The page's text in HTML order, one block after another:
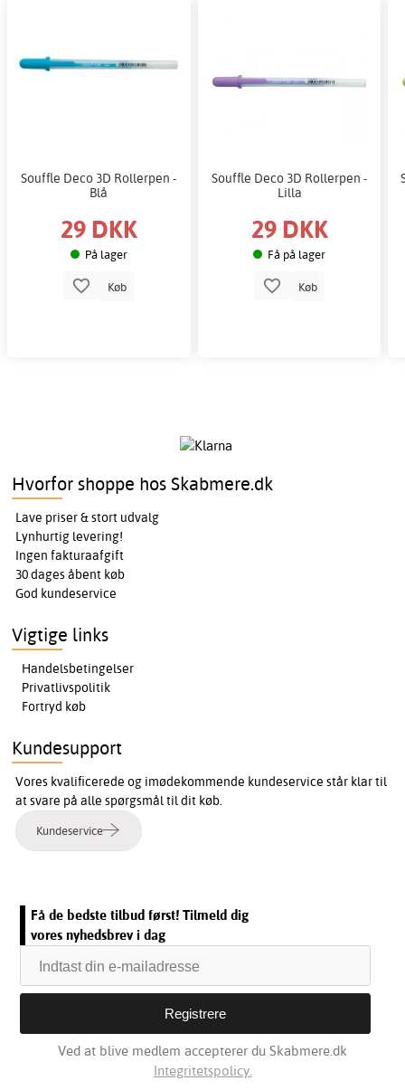
Souffle Deco 3D Rollerpen -
Blå
29 DKK
På lager
Køb
Souffle Deco 3D Rollerpen -
Lilla
29 DKK
Få på lager
Køb
Hvorfor shoppe hos Skabmere.dk
Lave priser & stort udvalg
Lynhurtig levering!
Ingen fakturaafgift
30 dages åbent køb
God kundeservice
Vigtige links
Handelsbetingelser
Privatlivspolitik
Fortryd køb
Kundesupport
Vores kvalificerede og imødekommende kundeservice står klar til
at svare på alle spørgsmål til dit køb.
Kundeservice
Få de bedste tilbud først! Tilmeld dig
vores nyhedsbrev i dag
Ved at blive medlem accepterer du Skabmere.dk
Integritetspolicy.